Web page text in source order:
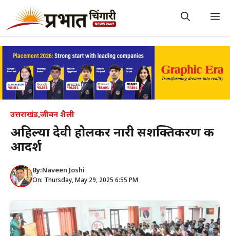
content
उत्तराखंड,जीवन शैली
अहिल्या देवी होलकर नारी सशक्तिकरण की
आदर्श
By:Naveen Joshi
On: Thursday, May 29, 2025 6:55 PM